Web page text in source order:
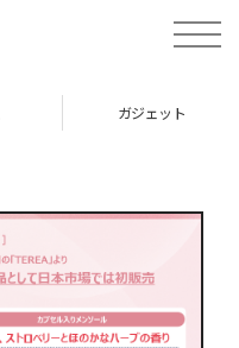
toggle
ガジェット